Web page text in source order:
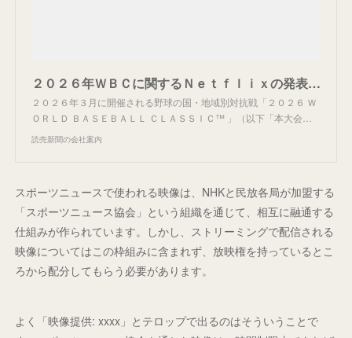
２０２６年ＷＢＣに関するＮｅｔｆｌｉｘの発表について：読売新聞の会社案内
２０２６年３月に開催される野球の国・地域別対抗戦「２０２６ Ｗ
ＯＲＬＤ ＢＡＳＥＢＡＬＬ ＣＬＡＳＳＩＣ™ 」（以下「本大会…
読売新聞の会社案内
スポーツニュースで使われる映像は、NHKと民放各局が加盟する
「スポーツニュース協会」という組織を通じて、相互に融通する
仕組みが作られています。しかし、ストリーミングで配信される
映像についてはこの枠組みに含まれず、放映権を持っているとこ
ろから配分してもらう必要があります。
よく「映像提供: xxxx」とテロップで出るのはそういうことで